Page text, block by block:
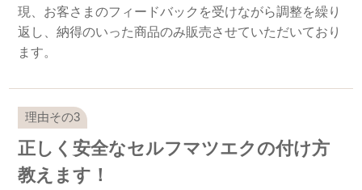
現、お客さまのフィードバックを受けながら調整を繰り
返し、納得のいった商品のみ販売させていただいており
ます。
正しく安全なセルフマツエクの付け方
教えます！